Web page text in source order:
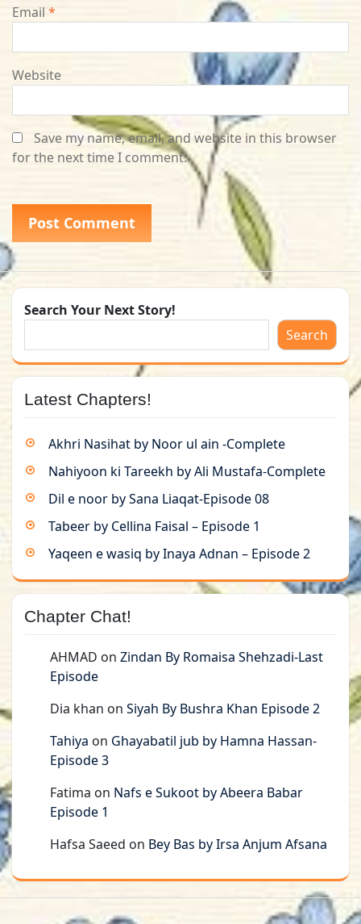
Email *
Website
Save my name, email, and website in this browser
for the next time I comment.
Search Your Next Story!
Search
Latest Chapters!
Akhri Nasihat by Noor ul ain -Complete
Nahiyoon ki Tareekh by Ali Mustafa-Complete
Dil e noor by Sana Liaqat-Episode 08
Tabeer by Cellina Faisal – Episode 1
Yaqeen e wasiq by Inaya Adnan – Episode 2
Chapter Chat!
AHMAD on Zindan By Romaisa Shehzadi-Last
Episode
Dia khan on Siyah By Bushra Khan Episode 2
Tahiya on Ghayabatil jub by Hamna Hassan-
Episode 3
Fatima on Nafs e Sukoot by Abeera Babar
Episode 1
Hafsa Saeed on Bey Bas by Irsa Anjum Afsana